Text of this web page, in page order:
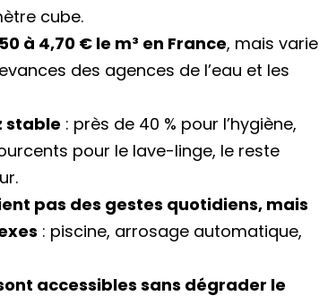
cube.
à 4,70 € le m³ en France, mais varie
des agences de l’eau et les
stable : près de 40 % pour l’hygiène,
pour le lave-linge, le reste
pas des gestes quotidiens, mais
: piscine, arrosage automatique,
accessibles sans dégrader le